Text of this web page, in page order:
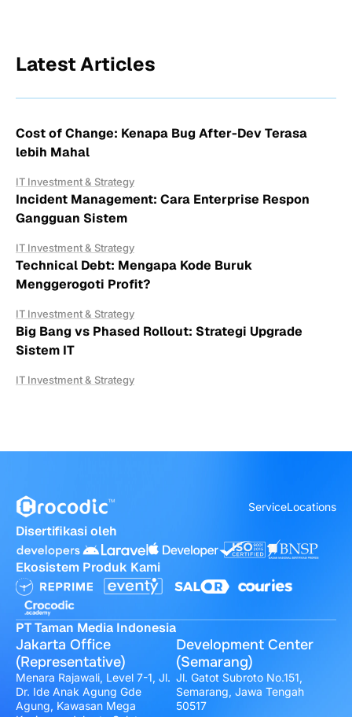
Latest Articles
Cost of Change: Kenapa Bug After-Dev Terasa
lebih Mahal
IT Investment & Strategy
Incident Management: Cara Enterprise Respon
Gangguan Sistem
IT Investment & Strategy
Technical Debt: Mengapa Kode Buruk
Menggerogoti Profit?
IT Investment & Strategy
Big Bang vs Phased Rollout: Strategi Upgrade
Sistem IT
IT Investment & Strategy
ServiceLocations
Disertifikasi oleh
Ekosistem Produk Kami
PT Taman Media Indonesia
Jakarta Office
(Representative)
Menara Rajawali, Level 7-1, Jl.
Dr. Ide Anak Agung Gde
Agung, Kawasan Mega
Development Center
(Semarang)
Jl. Gatot Subroto No.151,
Semarang, Jawa Tengah
50517